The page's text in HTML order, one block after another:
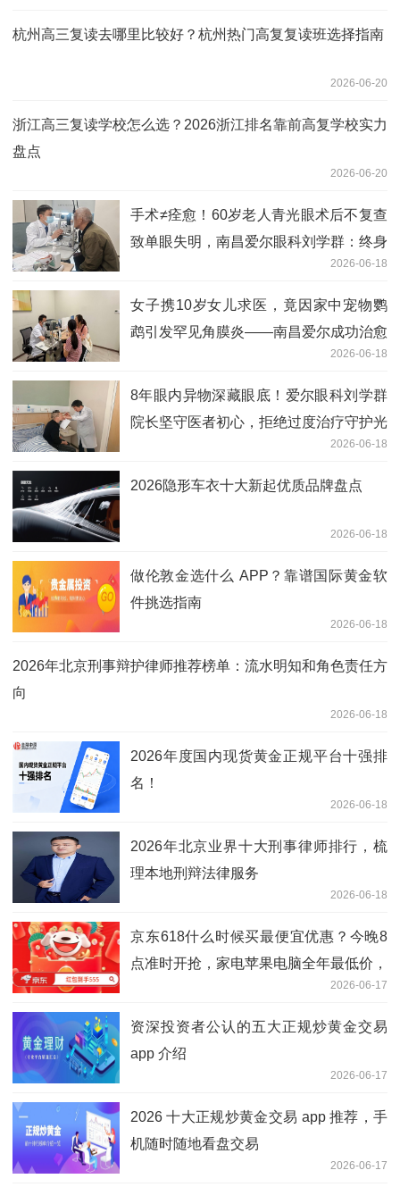
杭州高三复读去哪里比较好？杭州热门高复复读班选择指南
2026-06-20
浙江高三复读学校怎么选？2026浙江排名靠前高复学校实力
盘点
2026-06-20
手术≠痊愈！60岁老人青光眼术后不复查
致单眼失明，南昌爱尔眼科刘学群：终身
2026-06-18
女子携10岁女儿求医，竟因家中宠物鹦
鹉引发罕见角膜炎——南昌爱尔成功治愈
2026-06-18
8年眼内异物深藏眼底！爱尔眼科刘学群
院长坚守医者初心，拒绝过度治疗守护光
2026-06-18
2026隐形车衣十大新起优质品牌盘点
2026-06-18
做伦敦金选什么 APP？靠谱国际黄金软
件挑选指南
2026-06-18
2026年北京刑事辩护律师推荐榜单：流水明知和角色责任方
向
2026-06-18
2026年度国内现货黄金正规平台十强排
名！
2026-06-18
2026年北京业界十大刑事律师排行，梳
理本地刑辩法律服务
2026-06-18
京东618什么时候买最便宜优惠？今晚8
点准时开抢，家电苹果电脑全年最低价，
2026-06-17
资深投资者公认的五大正规炒黄金交易
app 介绍
2026-06-17
2026 十大正规炒黄金交易 app 推荐，手
机随时随地看盘交易
2026-06-17